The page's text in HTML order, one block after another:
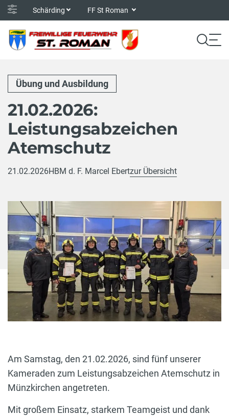
Schärding FF St Roman
Übung und Ausbildung
21.02.2026:
Leistungsabzeichen
Atemschutz
21.02.2026HBM d. F. Marcel Ebertzur Übersicht
Am Samstag, den 21.02.2026, sind fünf unserer
Kameraden zum Leistungsabzeichen Atemschutz in
Münzkirchen angetreten.
Mit großem Einsatz, starkem Teamgeist und dank